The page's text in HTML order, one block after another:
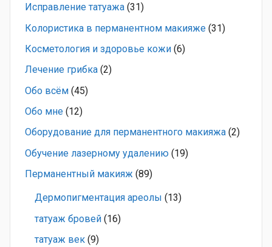
Исправление татуажа (31)
Колористика в перманентном макияже (31)
Косметология и здоровье кожи (6)
Лечение грибка (2)
Обо всём (45)
Обо мне (12)
Оборудование для перманентного макияжа (2)
Обучение лазерному удалению (19)
Перманентный макияж (89)
Дермопигментация ареолы (13)
татуаж бровей (16)
татуаж век (9)